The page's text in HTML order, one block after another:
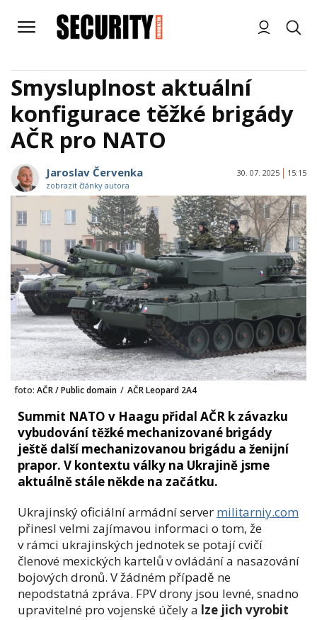
Smysluplnost aktuální
konfigurace těžké brigády
AČR pro NATO
Jaroslav Červenka
zobrazit články autora
30. 07. 2025 15:15
foto: AČR / Public domain / AČR Leopard 2A4
Summit NATO v Haagu přidal AČR k závazku
vybudování těžké mechanizované brigády
ještě další mechanizovanou brigádu a ženijní
prapor. V kontextu války na Ukrajině jsme
aktuálně stále někde na začátku.
Ukrajinský oficiální armádní server militarniy.com
přinesl velmi zajímavou informaci o tom, že
v rámci ukrajinských jednotek se potají cvičí
členové mexických kartelů v ovládání a nasazování
bojových dronů. V žádném případě ne
nepodstatná zpráva. FPV drony jsou levné, snadno
upravitelné pro vojenské účely a lze jich vyrobit